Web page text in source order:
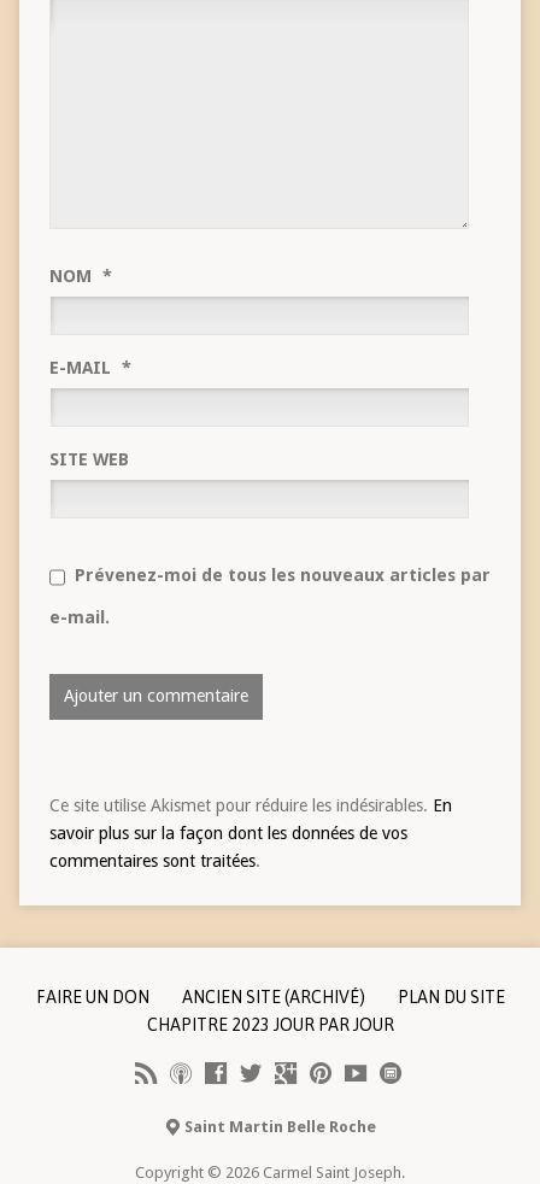
NOM *
E-MAIL *
SITE WEB
Prévenez-moi de tous les nouveaux articles par
e-mail.
Ce site utilise Akismet pour réduire les indésirables. En
savoir plus sur la façon dont les données de vos
commentaires sont traitées.
FAIRE UN DON ANCIEN SITE (ARCHIVÉ)
PLAN DU SITE
CHAPITRE 2023 JOUR PAR JOUR
Saint Martin Belle Roche
Copyright © 2026 Carmel Saint Joseph.